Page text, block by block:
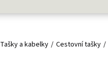
Tašky a kabelky Cestovní tašky